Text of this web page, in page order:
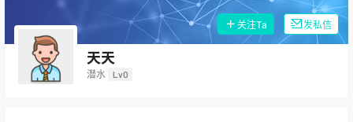
天天
潜水 Lv0
关注Ta 发私信